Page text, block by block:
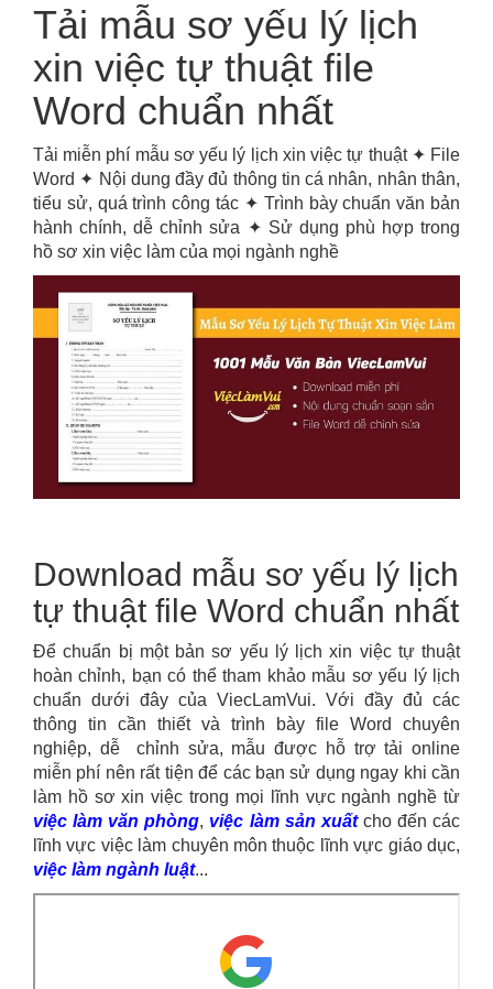
Tải mẫu sơ yếu lý lịch
xin việc tự thuật file
Word chuẩn nhất
Tải miễn phí mẫu sơ yếu lý lịch xin việc tự thuật ✦ File
Word ✦ Nội dung đầy đủ thông tin cá nhân, nhân thân,
tiểu sử, quá trình công tác ✦ Trình bày chuẩn văn bản
hành chính, dễ chỉnh sửa ✦ Sử dụng phù hợp trong
hồ sơ xin việc làm của mọi ngành nghề
Download mẫu sơ yếu lý lịch
tự thuật file Word chuẩn nhất
Để chuẩn bị một bản sơ yếu lý lịch xin việc tự thuật
hoàn chỉnh, bạn có thể tham khảo mẫu sơ yếu lý lịch
chuẩn dưới đây của ViecLamVui. Với đầy đủ các
thông tin cần thiết và trình bày file Word chuyên
nghiệp, dễ chỉnh sửa, mẫu được hỗ trợ tải online
miễn phí nên rất tiện để các bạn sử dụng ngay khi cần
làm hồ sơ xin việc trong mọi lĩnh vực ngành nghề từ
việc làm văn phòng, việc làm sản xuấtcho đến các
lĩnh vực việc làm chuyên môn thuộc lĩnh vực giáo dục,
việc làm ngành luật...